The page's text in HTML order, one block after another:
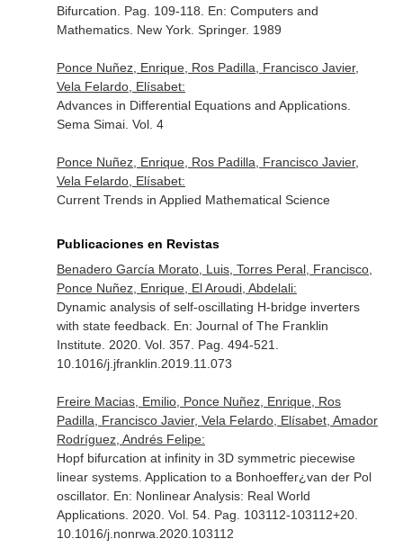
Bifurcation. Pag. 109-118. En: Computers and
Mathematics. New York. Springer. 1989
Ponce Nuñez, Enrique, Ros Padilla, Francisco Javier,
Vela Felardo, Elísabet:
Advances in Differential Equations and Applications.
Sema Simai. Vol. 4
Ponce Nuñez, Enrique, Ros Padilla, Francisco Javier,
Vela Felardo, Elísabet:
Current Trends in Applied Mathematical Science
Publicaciones en Revistas
Benadero García Morato, Luis, Torres Peral, Francisco,
Ponce Nuñez, Enrique, El Aroudi, Abdelali:
Dynamic analysis of self-oscillating H-bridge inverters
with state feedback. En: Journal of The Franklin
Institute. 2020. Vol. 357. Pag. 494-521.
10.1016/j.jfranklin.2019.11.073
Freire Macias, Emilio, Ponce Nuñez, Enrique, Ros
Padilla, Francisco Javier, Vela Felardo, Elísabet, Amador
Rodríguez, Andrés Felipe:
Hopf bifurcation at infinity in 3D symmetric piecewise
linear systems. Application to a Bonhoeffer¿van der Pol
oscillator. En: Nonlinear Analysis: Real World
Applications. 2020. Vol. 54. Pag. 103112-103112+20.
10.1016/j.nonrwa.2020.103112